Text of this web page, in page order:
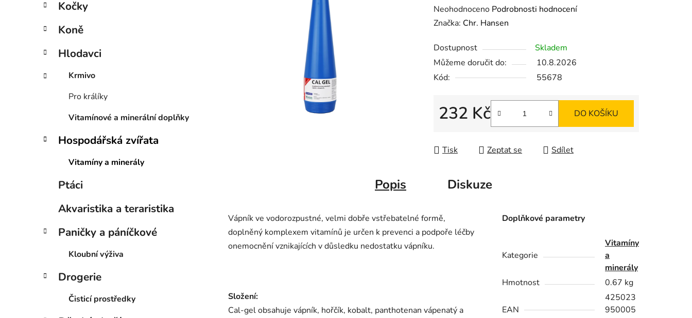
s
r
n
n
í
e
e
o
i
Kočky
Koně
Hlodavci
Krmivo
Pro králíky
Vitamínové a minerální doplňky
Hospodářská zvířata
Vitamíny a minerály
Ptáci
Akvaristika a teraristika
Paničky a páníčkové
Kloubní výživa
Drogerie
Čisticí prostředky
Průměrné
hodnocení
je
0,0
z
hvězdiček.
Neohodnoceno Podrobnosti hodnocení
Značka: Chr. Hansen
Dostupnost
Skladem
Můžeme doručit do:
10.8.2026
Kód:
55678
232 Kč DO KOŠÍKU
Tisk Zeptat se Sdílet
Popis Diskuze
Vápník ve vodorozpustné, velmi dobře vstřebatelné formě,
doplněný komplexem vitamínů je určen k prevenci a podpoře léčby
onemocnění vznikajících v důsledku nedostatku vápníku.
Složení:
Cal-gel obsahuje vápník, hořčík, kobalt, panthotenan vápenatý a
Doplňkové parametry
Kategorie
Vitamíny
a
minerály
Hmotnost
0.67 kg
EAN
425023
950005